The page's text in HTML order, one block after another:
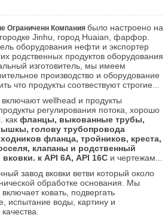
Ограниченн Компания было настроено на
Jinhu, город Huaian, фарфор.
оборудования нефти и экспортер
родственных продуктов оборудования
изготовитель, мы имеем
производство и оборудование
что продукты соотвествуют строгие
wellhead и продукты
регулирования потока, хорошо
как фланцы, выкованные трубы,
голову трубопровода
фланца, тройников, креста,
клапаны и родственный
к API 6A, API 16C и чертежам
газ.
завод вковки ветви который около
обработке основания. Мы
ковать, подвергать
испытание воды, картину и